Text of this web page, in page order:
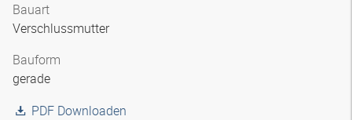
Bauart
Verschlussmutter
Bauform
gerade
PDF Downloaden